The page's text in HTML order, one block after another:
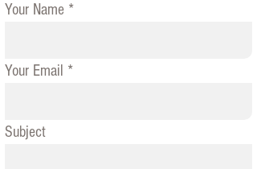
Your Name
Your Email
Subject